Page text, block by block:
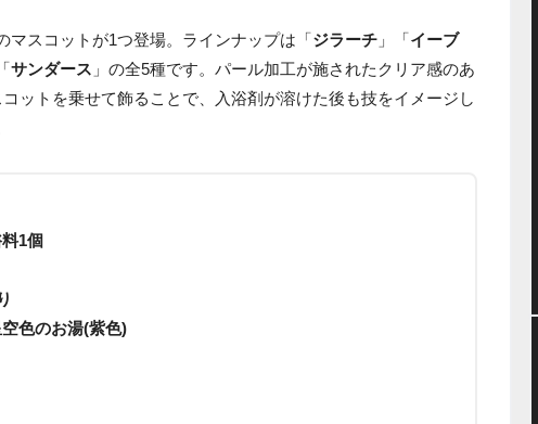
マスコットが1つ登場。ラインナップは「ジラーチ 」「イーブ
サンダース 」の全5種です。パール加工が施されたクリア感のあ
ットを乗せて飾ることで、入浴剤が溶けた後も技をイメージし
1個
お湯(紫色)